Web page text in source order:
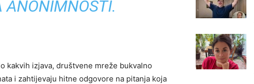
ANONIMNOSTI.
kakvih izjava, društvene mreže bukvalno
i zahtijevaju hitne odgovore na pitanja koja